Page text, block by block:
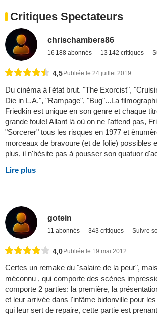
Critiques Spectateurs
chrischambers86
16 188 abonnés 13 142 critiques
4,5 Publiée le 24 juillet 2019
Du cinèma à l'ètat brut. "The Exorcist",
Die in L.A.", "Rampage", "Bug"...La
Friedkin est unique en son genre et chaque
grande foule! Allant là où on ne l'attend pas,
"Sorcerer" tous les risques en 1977 et
morceaux de bravoure (et de folie) possibles
plus, il n'hèsite pas à pousser son quatuor
Lire plus
gotein
11 abonnés 343 critiques Suivre
4,0 Publiée le 19 mai 2012
Certes un remake du "salaire de la peur",
méconnu , qui comporte des scènes
comporte 2 parties: la première, la
et leur arrivée dans l'infâme bidonville pour
qui leur sert de repaire, cette partie est